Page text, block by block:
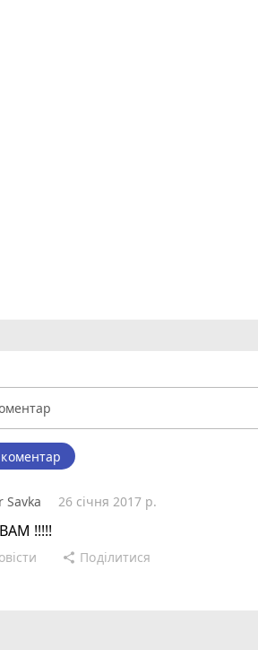
Savka 26 січня 2017 р.
!!!!!
share Поділитися